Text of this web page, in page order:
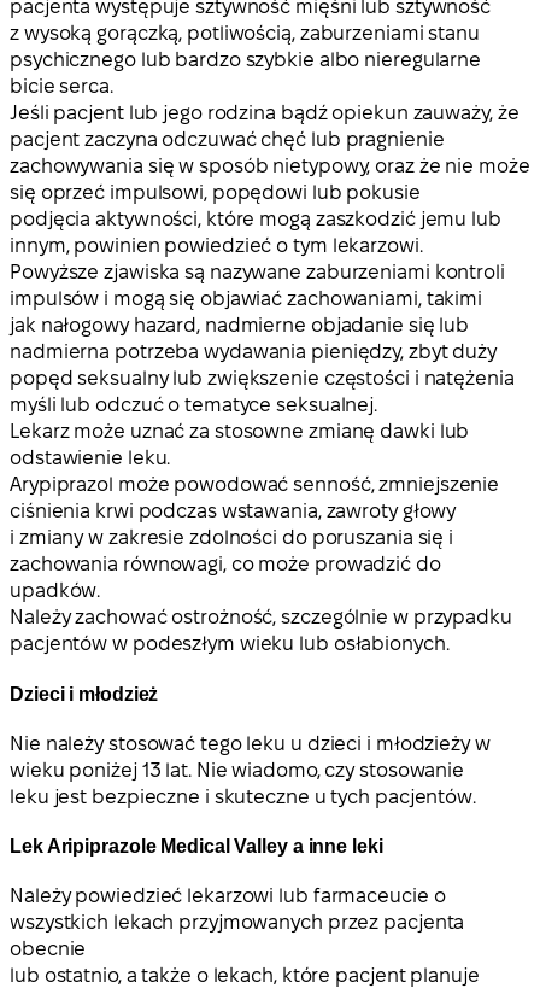
pacjenta występuje sztywność mięśni lub sztywność
z wysoką gorączką, potliwością, zaburzeniami stanu
psychicznego lub bardzo szybkie albo nieregularne
bicie serca.
Jeśli pacjent lub jego rodzina bądź opiekun zauważy, że
pacjent zaczyna odczuwać chęć lub pragnienie
zachowywania się w sposób nietypowy, oraz że nie może
się oprzeć impulsowi, popędowi lub pokusie
podjęcia aktywności, które mogą zaszkodzić jemu lub
innym, powinien powiedzieć o tym lekarzowi.
Powyższe zjawiska są nazywane zaburzeniami kontroli
impulsów i mogą się objawiać zachowaniami, takimi
jak nałogowy hazard, nadmierne objadanie się lub
nadmierna potrzeba wydawania pieniędzy, zbyt duży
popęd seksualny lub zwiększenie częstości i natężenia
myśli lub odczuć o tematyce seksualnej.
Lekarz może uznać za stosowne zmianę dawki lub
odstawienie leku.
Arypiprazol może powodować senność, zmniejszenie
ciśnienia krwi podczas wstawania, zawroty głowy
i zmiany w zakresie zdolności do poruszania się i
zachowania równowagi, co może prowadzić do
upadków.
Należy zachować ostrożność, szczególnie w przypadku
pacjentów w podeszłym wieku lub osłabionych.
Dzieci i młodzież
Nie należy stosować tego leku u dzieci i młodzieży w
wieku poniżej 13 lat. Nie wiadomo, czy stosowanie
leku jest bezpieczne i skuteczne u tych pacjentów.
Lek Aripiprazole Medical Valley a inne leki
Należy powiedzieć lekarzowi lub farmaceucie o
wszystkich lekach przyjmowanych przez pacjenta
obecnie
lub ostatnio, a także o lekach, które pacjent planuje